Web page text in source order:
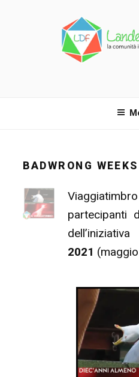
BADWRONG
partecipanti
dell’iniziativa
2021